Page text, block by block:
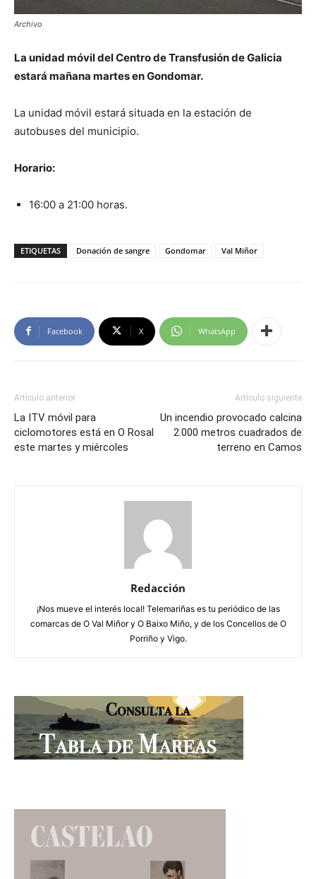
Archivo
La unidad móvil del Centro de Transfusión de Galicia
estará mañana martes en Gondomar.
La unidad móvil estará situada en la estación de
autobuses del municipio.
Horario:
16:00 a 21:00 horas.
ETIQUETAS Donación de sangre Gondomar Val Miñor
Facebook X WhatsApp
Artículo anterior
La ITV móvil para
ciclomotores está en O Rosal
este martes y miércoles
Artículo siguiente
Un incendio provocado calcina
2.000 metros cuadrados de
terreno en Camos
Redacción
¡Nos mueve el interés local! Telemariñas es tu periódico de las
comarcas de O Val Miñor y O Baixo Miño, y de los Concellos de O
Porriño y Vigo.